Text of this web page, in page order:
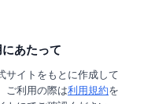
あたって
サイトをもとに作成して
ご利用の際は利用規約を